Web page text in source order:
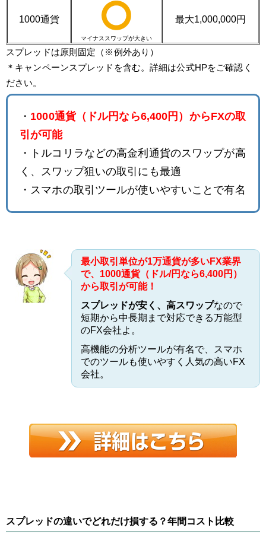
1000通貨
マイナススワップが大きい
最大1,000,000円
スプレッドは原則固定（※例外あり）
＊キャンペーンスプレッドを含む。詳細は公式HPをご確認く
ださい。
・ 1000通貨（ドル円なら6,400円）からFXの取
引が可能
・トルコリラなどの高金利通貨のスワップが高
く、スワップ狙いの取引にも最適
・スマホの取引ツールが使いやすいことで有名
最小取引単位が1万通貨が多いFX業界
で、1000通貨（ドル/円なら6,400円）
から取引が可能！
スプレッドが安く、高スワップなので
短期から中長期まで対応できる万能型
のFX会社よ。
高機能の分析ツールが有名で、スマホ
でのツールも使いやすく人気の高いFX
会社。
スプレッドの違いでどれだけ損する？年間コスト比較